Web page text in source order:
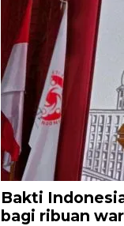
Bakti
bagi ribuan